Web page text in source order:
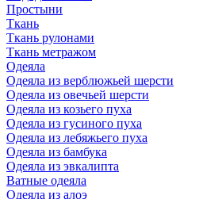
Простыни
Ткань
Ткань рулонами
Ткань метражом
Одеяла
Одеяла из верблюжьей шерсти
Одеяла из овечьей шерсти
Одеяла из козьего пуха
Одеяла из гусиного пуха
Одеяла из лебяжьего пуха
Одеяла из бамбука
Одеяла из эвкалипта
Ватные одеяла
Одеяла из алоэ